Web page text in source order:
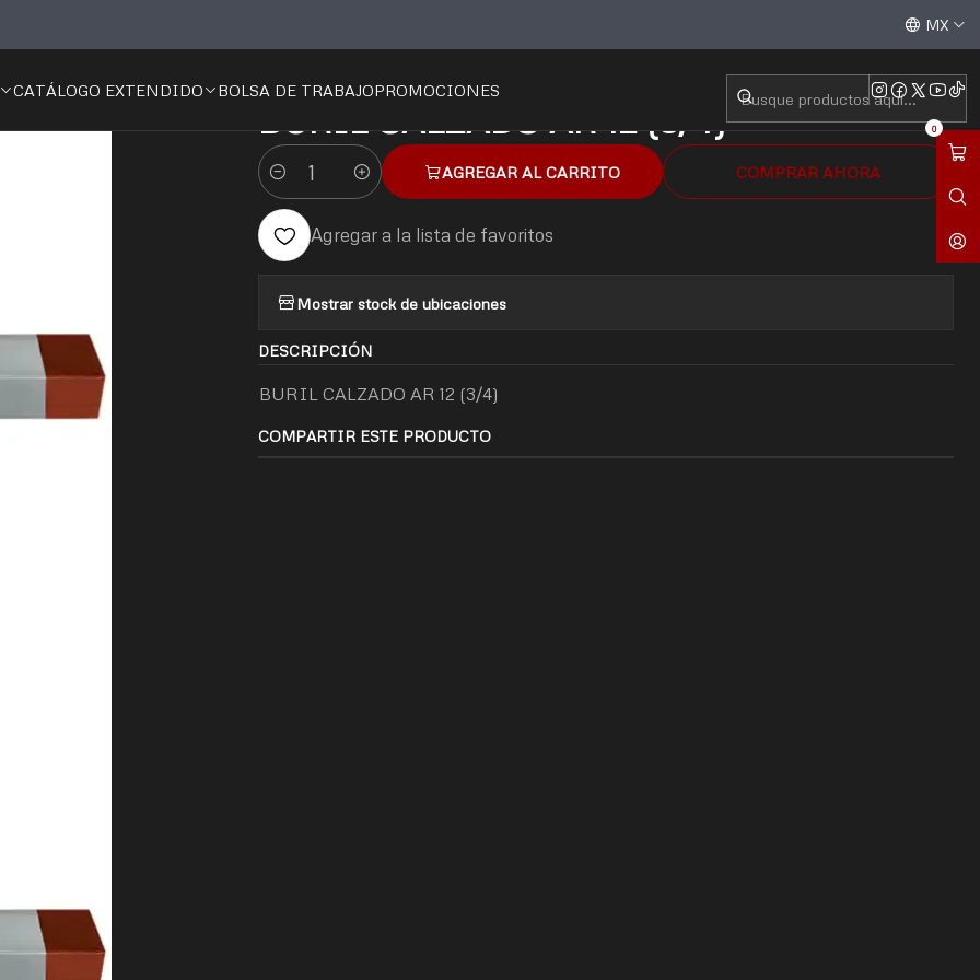
CATÁLOGO EXTENDIDO BOLSA DE TRABAJOPROMOCIONES
0
Aceptamos todas las tarjetas de crédito / débito y
MX
|
BURIL CALZADO AR 12 (3/4)
Cantidad
AGREGAR AL CARRITO COMPRAR AHORA
Agregar a la lista de favoritos
Mostrar stock de ubicaciones
DESCRIPCIÓN
BURIL CALZADO AR 12 (3/4)
COMPARTIR ESTE PRODUCTO